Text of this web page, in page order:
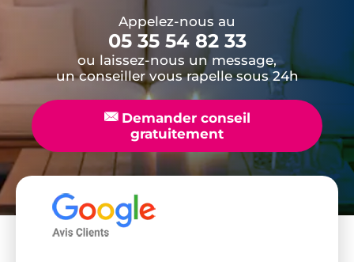
Appelez-nous au
05 35 54 82 33
ou laissez-nous un message,
un conseiller vous rapelle sous 24h
📧Demander conseil
gratuitement